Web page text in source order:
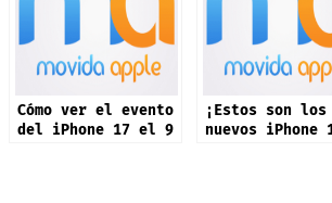
Cómo ver el evento
del iPhone 17 el 9
¡Estos son los
nuevos iPhone